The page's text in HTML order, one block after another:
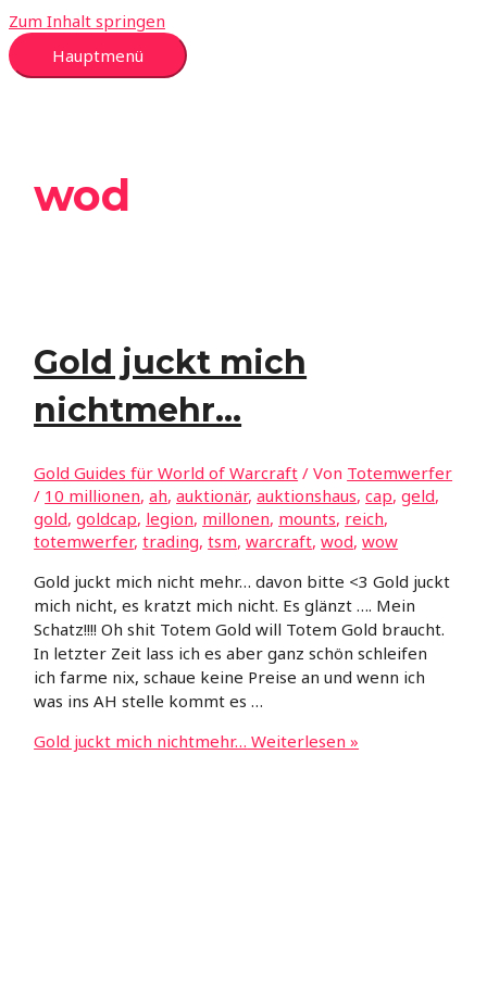
Zum Inhalt springen
Hauptmenü
wod
Gold juckt mich
nichtmehr…
Gold Guides für World of Warcraft / Von Totemwerfer
/ 10 millionen,ah,auktionär,auktionshaus,cap,geld,
gold,goldcap, legion, millonen, mounts, reich,
totemwerfer,trading,tsm,warcraft,wod,wow
Gold juckt mich nicht mehr… davon bitte <3 Gold juckt
mich nicht, es kratzt mich nicht. Es glänzt …. Mein
Schatz!!!! Oh shit Totem Gold will Totem Gold braucht.
In letzter Zeit lass ich es aber ganz schön schleifen
ich farme nix, schaue keine Preise an und wenn ich
was ins AH stelle kommt es …
Gold juckt mich nichtmehr… Weiterlesen »